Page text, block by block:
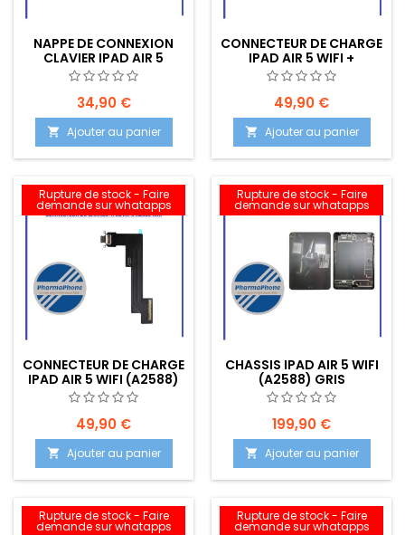
NAPPE DE CONNEXION
CLAVIER IPAD AIR 5
(A2588-A2589-A2591)
GRIS
34,90 €
 Ajouter au panier
CONNECTEUR DE CHARGE
IPAD AIR 5 WIFI +
CELLULAR (A2589/A2591)
49,90 €
 Ajouter au panier
Rupture de stock - Faire
demande sur whatapps
CONNECTEUR DE CHARGE
IPAD AIR 5 WIFI (A2588)
49,90 €
 Ajouter au panier
Rupture de stock - Faire
demande sur whatapps
CHASSIS IPAD AIR 5 WIFI
(A2588) GRIS
199,90 €
 Ajouter au panier
Rupture de stock - Faire
demande sur whatapps
Rupture de stock - Faire
demande sur whatapps